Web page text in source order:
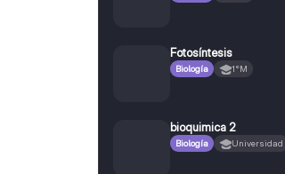
Fotosíntesis
Biología 1°M
bioquimica 2
Biología Universidad